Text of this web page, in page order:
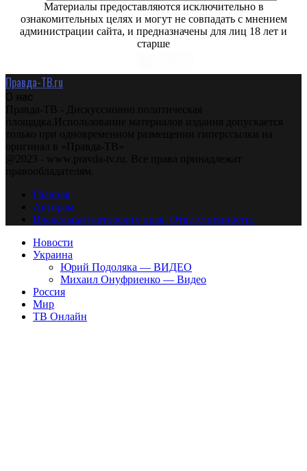
Материалы предоставляются исключительно в
ознакомительных целях и могут не совпадать с мнением
администрации сайта, и предназначены для лиц 18 лет и
старше
Правда-ТВ.ru
О нас
Правда-ТВ - Дискуссионно политическая
площадка.Использование материалов издания допускается
только при одновременном размещении гиперссылки на
оригинал в «Правда-ТВ»
@2023 - www.pravda-tv.ru. Все права принадлежат
правообладателям.
Главная
Авторам
Владельцам авторских прав. Ответственности.
Новости
Украина
Юрий Подоляка — ВИДЕО
Михаил Онуфриенко — Видео
Россия
Мир
ТВ Онлайн